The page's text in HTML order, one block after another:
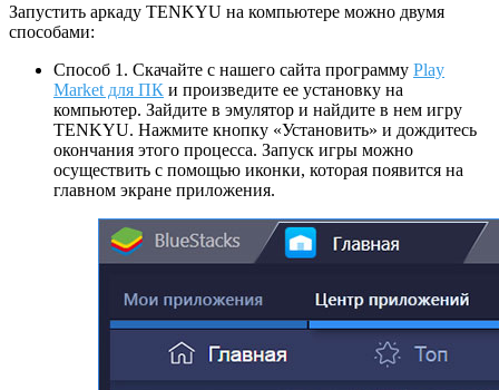
Запустить аркаду TENKYU на компьютере можно двумя
способами:
Способ 1. Скачайте с нашего сайта программу Play
Market для ПК и произведите ее установку на
компьютер. Зайдите в эмулятор и найдите в нем игру
TENKYU. Нажмите кнопку «Установить» и дождитесь
окончания этого процесса. Запуск игры можно
осуществить с помощью иконки, которая появится на
главном экране приложения.